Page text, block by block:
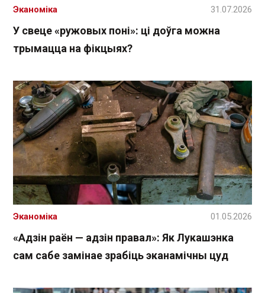
У свеце «ружовых поні»: ці доўга можна
трымацца на фікцыях?
Эканоміка 31.07.2026
«Адзін раён — адзін правал»: Як Лукашэнка
сам сабе замінае зрабіць эканамічны цуд
Эканоміка 01.05.2026